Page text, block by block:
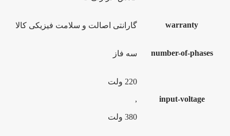
warranty گارانتی اصالت و سلامت فیزیکی کالا
number-of-phases سه فاز
input-voltage
220 ولت
,
380 ولت